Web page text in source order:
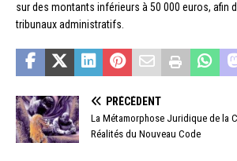
sur des montants inférieurs à 50 000 euros, afin
tribunaux administratifs.
PRÉCÉDENT
La Métamorphose Juridique de la
Réalités du Nouveau Code